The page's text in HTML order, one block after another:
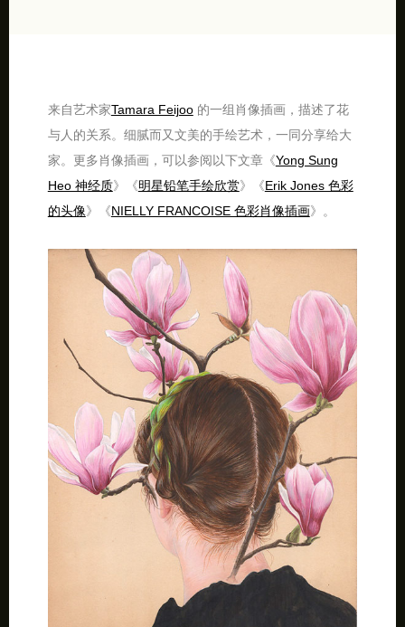
来自艺术家Tamara Feijoo的一组肖像插画，描述了花
与人的关系。细腻而又文美的手绘艺术，一同分享给大
家。更多肖像插画，可以参阅以下文章《Yong Sung
Heo 神经质》《明星铅笔手绘欣赏》《Erik Jones 色彩
的头像》《NIELLY FRANCOISE 色彩肖像插画》。